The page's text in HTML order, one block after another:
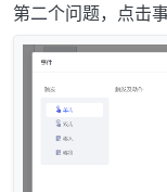
第二个问题，点击